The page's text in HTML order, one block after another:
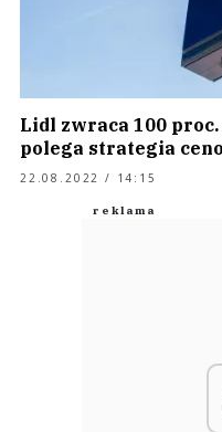
Lidl zwraca 100
polega strategia
22.08.2022 / 14:15